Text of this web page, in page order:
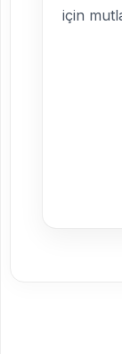
için